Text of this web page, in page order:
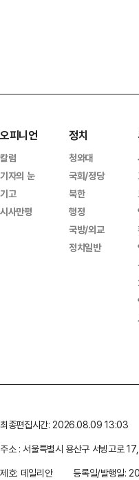
오피니언
칼럼
기자의 눈
기고
시사만평
정치
청와대
국회/정당
북한
행정
국방/외교
정치일반
최종편집시간: 2026.08.09 13:03
주소 : 서울특별시 용산구 서빙고로
제호: 데일리안
등록일/발행일: